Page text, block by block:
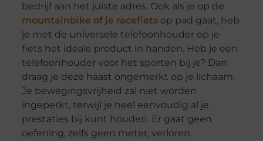
bedrijf aan het juiste adres. Ook als je op de
mountainbike of je racefietsop pad gaat, heb
je met de universele telefoonhouder op je
fiets het ideale product in handen. Heb je een
telefoonhouder voor het sporten bij je? Dan
draag je deze haast ongemerkt op je lichaam.
Je bewegingsvrijheid zal niet worden
ingeperkt, terwijl je heel eenvoudig al je
prestaties bij kunt houden. Er gaat geen
oefening, zelfs geen meter, verloren.